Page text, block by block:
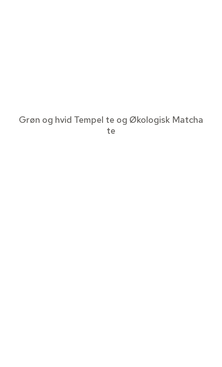
Grøn og hvid Tempel te og Økologisk Matcha
te